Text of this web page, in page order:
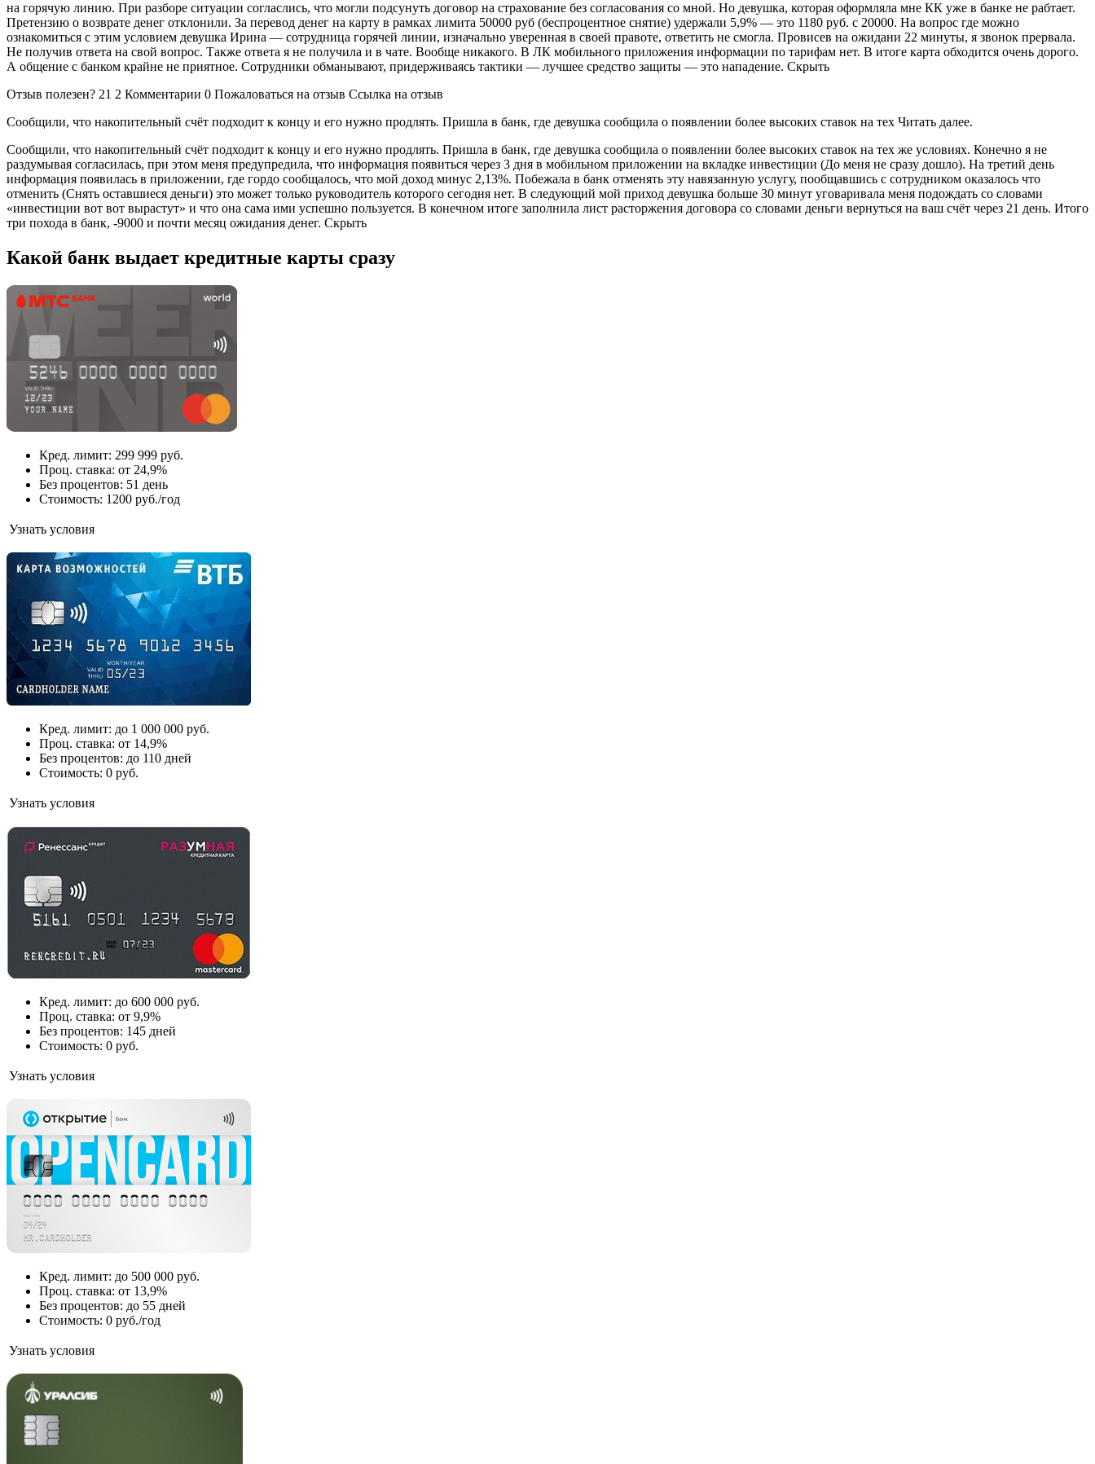
на горячую линию. При разборе ситуации согласлись, что могли подсунуть договор на страхование без согласования со мной. Но девушка, которая оформляла мне КК уже в банке не рабтает.
Претензию о возврате денег отклонили. За перевод денег на карту в рамках лимита 50000 руб (беспроцентное снятие) удержали 5,9% — это 1180 руб. с 20000. На вопрос где можно
ознакомиться с этим условием девушка Ирина — сотрудница горячей линии, изначально уверенная в своей правоте, ответить не смогла. Провисев на ожидани 22 минуты, я звонок прервала.
Не получив ответа на свой вопрос. Также ответа я не получила и в чате. Вообще никакого. В ЛК мобильного приложения информации по тарифам нет. В итоге карта обходится очень дорого.
А общение с банком крайне не приятное. Сотрудники обманывают, придерживаясь тактики — лучшее средство защиты — это нападение. Скрыть
Отзыв полезен? 21 2 Комментарии 0 Пожаловаться на отзыв Ссылка на отзыв
Сообщили, что накопительный счёт подходит к концу и его нужно продлять. Пришла в банк, где девушка сообщила о появлении более высоких ставок на тех Читать далее.
Сообщили, что накопительный счёт подходит к концу и его нужно продлять. Пришла в банк, где девушка сообщила о появлении более высоких ставок на тех же условиях. Конечно я не
раздумывая согласилась, при этом меня предупредила, что информация появиться через 3 дня в мобильном приложении на вкладке инвестиции (До меня не сразу дошло). На третий день
информация появилась в приложении, где гордо сообщалось, что мой доход минус 2,13%. Побежала в банк отменять эту навязанную услугу, пообщавшись с сотрудником оказалось что
отменить (Снять оставшиеся деньги) это может только руководитель которого сегодня нет. В следующий мой приход девушка больше 30 минут уговаривала меня подождать со словами
«инвестиции вот вот вырастут» и что она сама ими успешно пользуется. В конечном итоге заполнила лист расторжения договора со словами деньги вернуться на ваш счёт через 21 день. Итого
три похода в банк, -9000 и почти месяц ожидания денег. Скрыть
Какой банк выдает кредитные карты сразу
Кред. лимит: 299 999 руб.
Проц. ставка: от 24,9%
Без процентов: 51 день
Стоимость: 1200 руб./год
Узнать условия
Кред. лимит: до 1 000 000 руб.
Проц. ставка: от 14,9%
Без процентов: до 110 дней
Стоимость: 0 руб.
Узнать условия
Кред. лимит: до 600 000 руб.
Проц. ставка: от 9,9%
Без процентов: 145 дней
Стоимость: 0 руб.
Узнать условия
Кред. лимит: до 500 000 руб.
Проц. ставка: от 13,9%
Без процентов: до 55 дней
Стоимость: 0 руб./год
Узнать условия